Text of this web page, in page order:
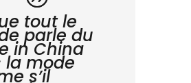
tout le
parle du
in China
la mode
s’il